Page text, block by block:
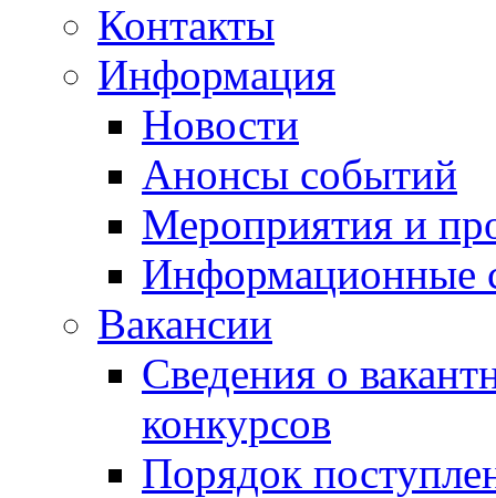
Контакты
Информация
Новости
Анонсы событий
Мероприятия и
Информационные
Вакансии
Сведения о
конкурсов
Порядок